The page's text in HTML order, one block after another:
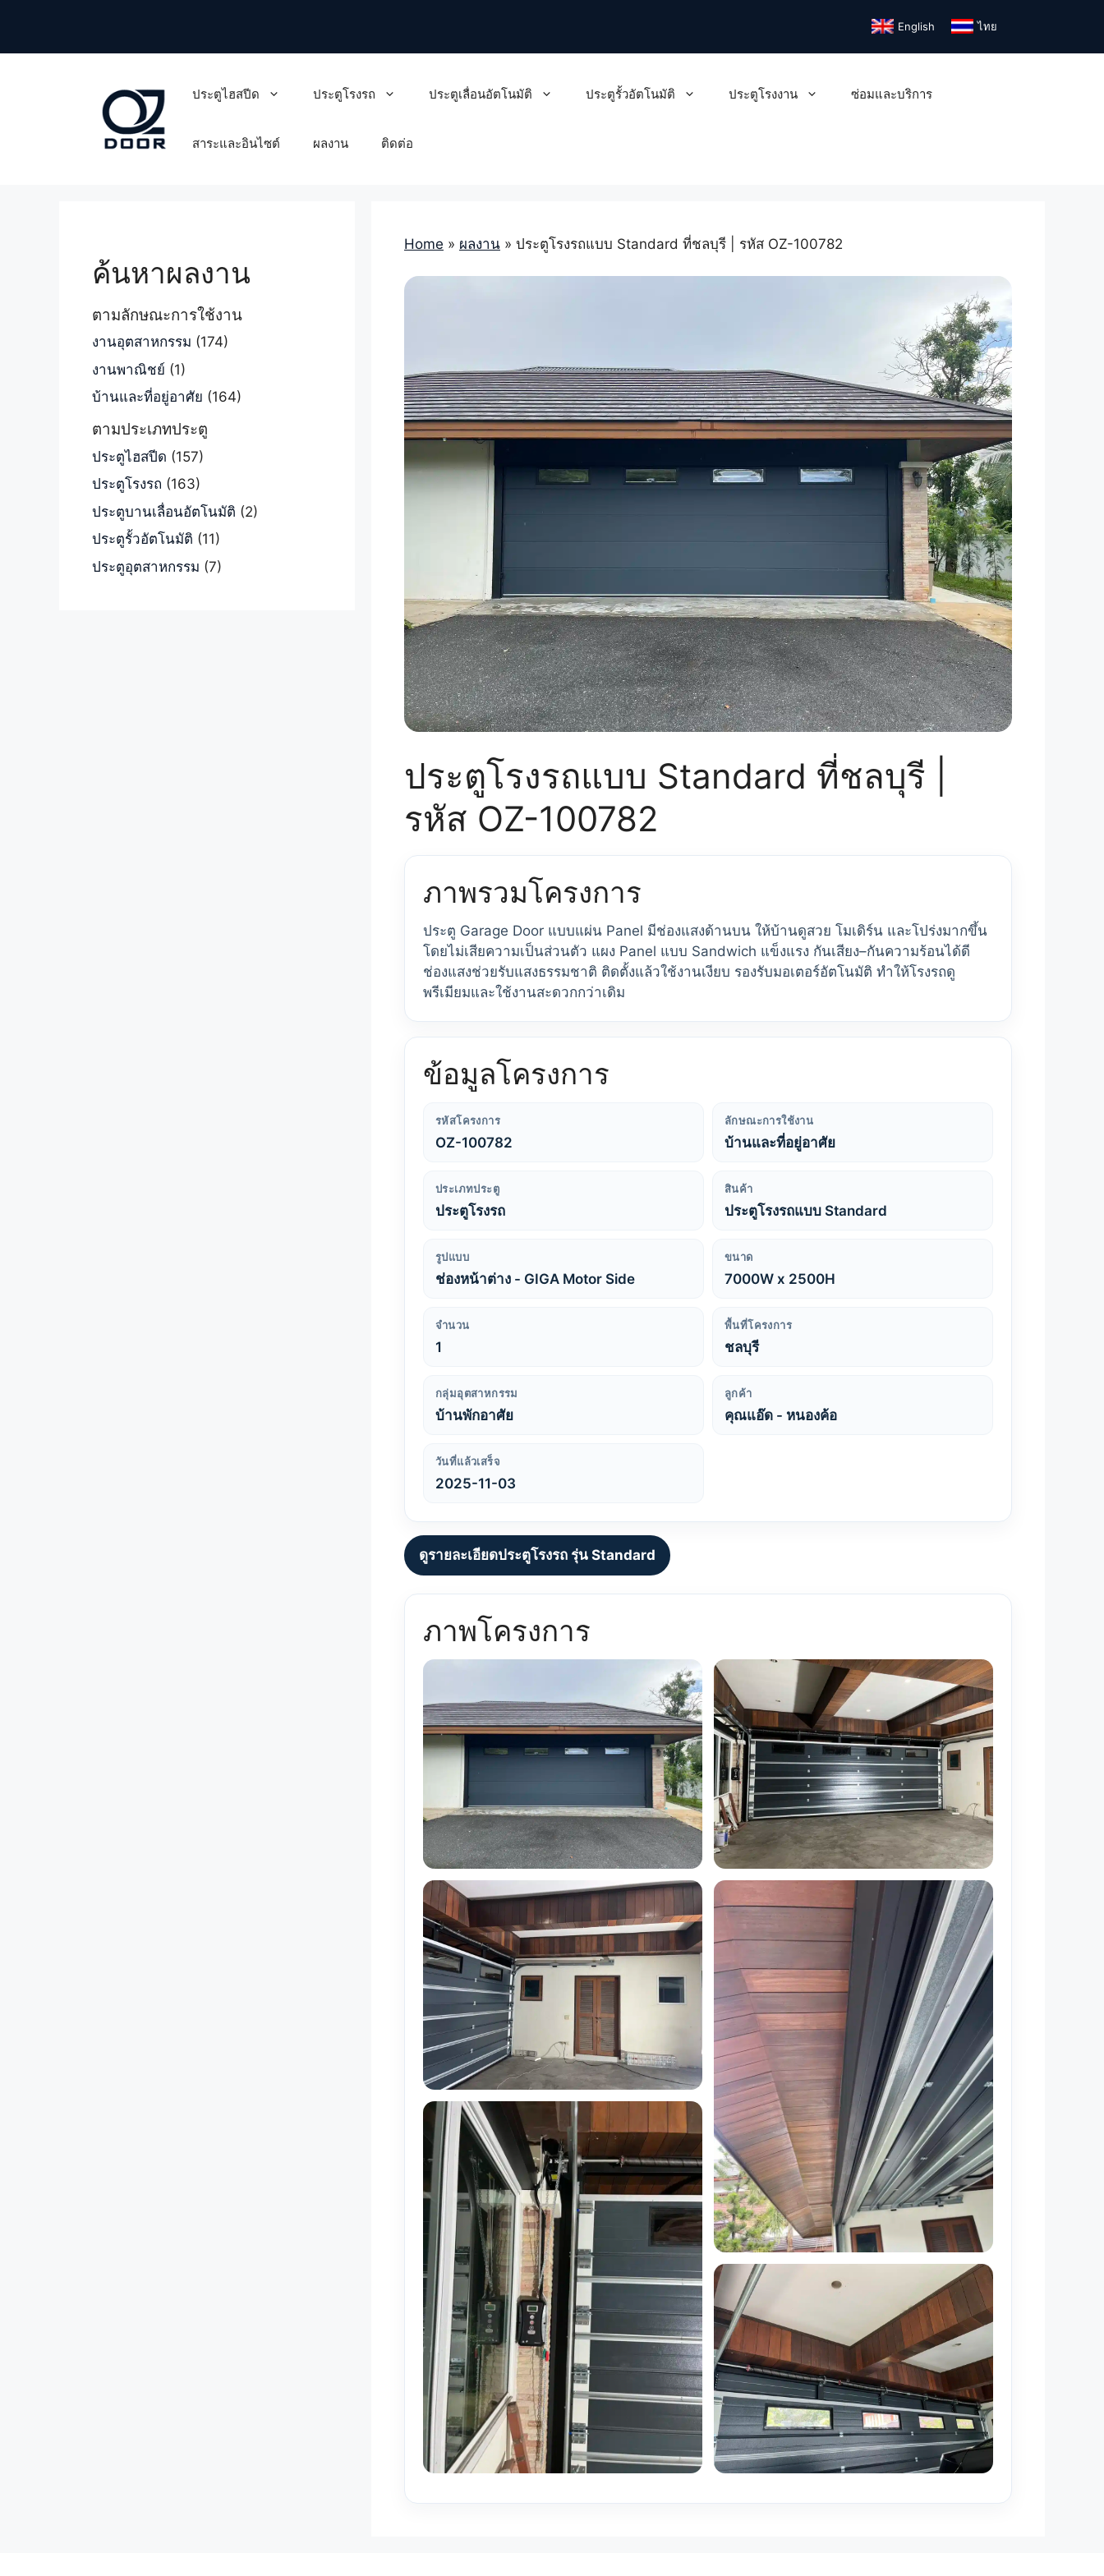
content
English ไทย
ประตูไฮสปีด ประตูโรงรถ ประตูเลื่อนอัตโนมัติ ประตูรั้วอัตโนมัติ ประตูโรงงาน ซ่อมและบริการ
สาระและอินไซต์ ผลงาน ติดต่อ
Home » ผลงาน » ประตูโรงรถแบบ Standard ที่ชลบุรี | รหัส OZ-100782
ประตูโรงรถแบบ Standard ที่ชลบุรี |
รหัส OZ-100782
ภาพรวมโครงการ
ประตู Garage Door แบบแผ่น Panel มีช่องแสงด้านบน ให้บ้านดูสวย โมเดิร์น และโปร่งมากขึ้น
โดยไม่เสียความเป็นส่วนตัว แผง Panel แบบ Sandwich แข็งแรง กันเสียง–กันความร้อนได้ดี
ช่องแสงช่วยรับแสงธรรมชาติ ติดตั้งแล้วใช้งานเงียบ รองรับมอเตอร์อัตโนมัติ ทำให้โรงรถดู
พรีเมียมและใช้งานสะดวกกว่าเดิม
ข้อมูลโครงการ
รหัสโครงการ
OZ-100782
ลักษณะการใช้งาน
บ้านและที่อยู่อาศัย
ประเภทประตู
ประตูโรงรถ
สินค้า
ประตูโรงรถแบบ Standard
รูปแบบ
ช่องหน้าต่าง - GIGA Motor Side
ขนาด
7000W x 2500H
จำนวน
1
พื้นที่โครงการ
ชลบุรี
กลุ่มอุตสาหกรรม
บ้านพักอาศัย
ลูกค้า
คุณแอ๊ด - หนองค้อ
วันที่แล้วเสร็จ
2025-11-03
ดูรายละเอียดประตูโรงรถ รุ่น Standard
ภาพโครงการ
ค้นหาผลงาน
ตามลักษณะการใช้งาน
งานอุตสาหกรรม (174)
งานพาณิชย์ (1)
บ้านและที่อยู่อาศัย (164)
ตามประเภทประตู
ประตูไฮสปีด (157)
ประตูโรงรถ (163)
ประตูบานเลื่อนอัตโนมัติ (2)
ประตูรั้วอัตโนมัติ (11)
ประตูอุตสาหกรรม (7)